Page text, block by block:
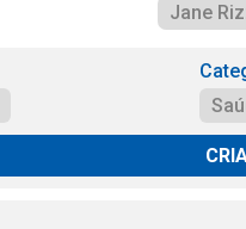
Jane